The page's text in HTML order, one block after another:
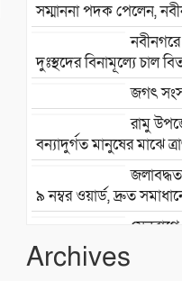
সম্মাননা পদক পেলেন,
দুঃস্থদের বিনামূল্যে চাল
জগৎ
রামু
বন্যাদুর্গত মানুষের মাঝে
৯ নম্বর ওয়ার্ড, দ্রুত
পুলিশ, নেতৃত্বে ওসি আবদুর
Archives